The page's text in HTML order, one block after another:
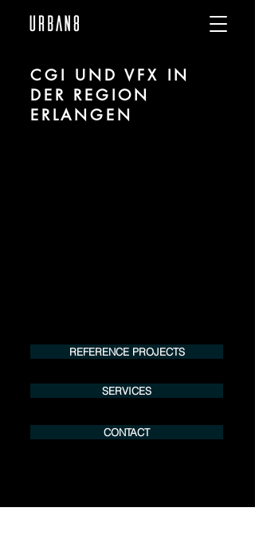
CGI UND VFX IN
DER REGION
ERLANGEN
REFERENCE PROJECTS
SERVICES
CONTACT